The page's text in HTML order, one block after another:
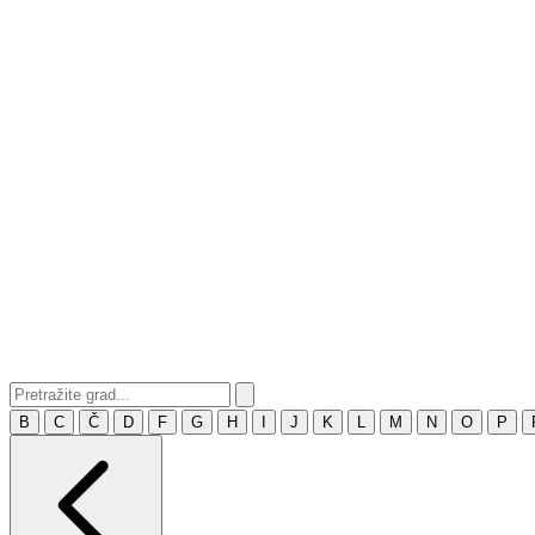
B C Č D F G H J K M N O P